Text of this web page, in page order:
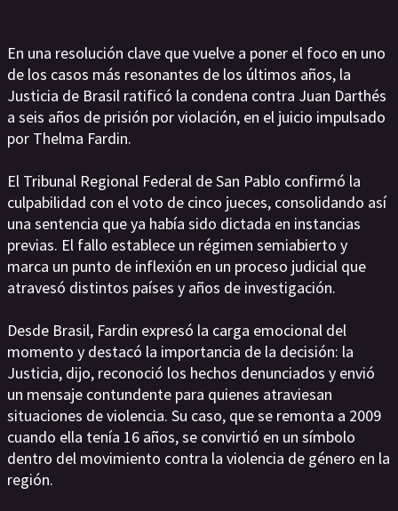
En una resolución clave que vuelve a poner el foco en uno
de los casos más resonantes de los últimos años, la
Justicia de Brasil ratificó la condena contra Juan Darthés
a seis años de prisión por violación, en el juicio impulsado
por Thelma Fardin.
El Tribunal Regional Federal de San Pablo confirmó la
culpabilidad con el voto de cinco jueces, consolidando así
una sentencia que ya había sido dictada en instancias
previas. El fallo establece un régimen semiabierto y
marca un punto de inflexión en un proceso judicial que
atravesó distintos países y años de investigación.
Desde Brasil, Fardin expresó la carga emocional del
momento y destacó la importancia de la decisión: la
Justicia, dijo, reconoció los hechos denunciados y envió
un mensaje contundente para quienes atraviesan
situaciones de violencia. Su caso, que se remonta a 2009
cuando ella tenía 16 años, se convirtió en un símbolo
dentro del movimiento contra la violencia de género en la
región.